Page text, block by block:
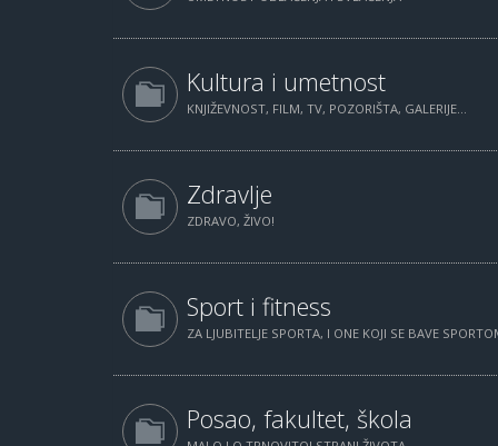
Kultura i umetnost
KNJIŽEVNOST, FILM, TV, POZORIŠTA, GALERIJE...
Zdravlje
ZDRAVO, ŽIVO!
Sport i fitness
ZA LJUBITELJE SPORTA, I ONE KOJI SE BAVE
Posao, fakultet, škola